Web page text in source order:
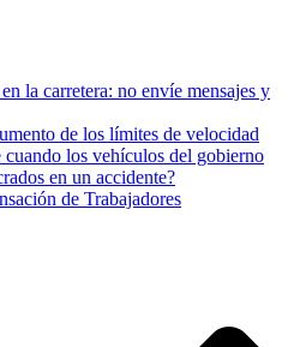
la carretera: no envíe mensajes y
de los límites de velocidad
cuando los vehículos del gobierno
en un accidente?
de Trabajadores